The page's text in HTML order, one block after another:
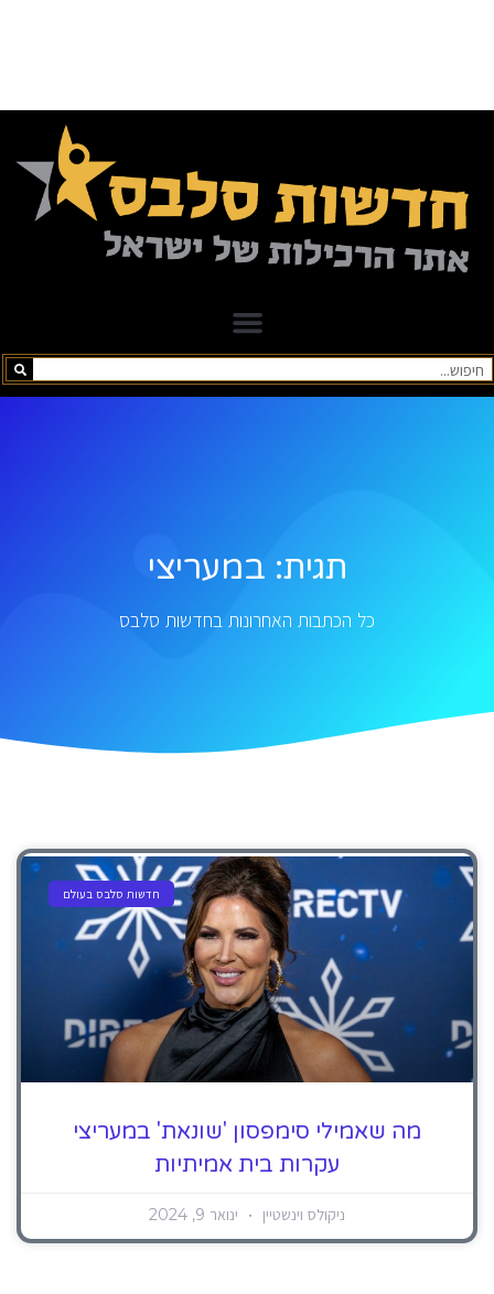
תגית: במעריצי
כל הכתבות האחרונות בחדשות סלבס
חדשות סלבס בעולם
מה שאמילי סימפסון 'שונאת' במעריצי
עקרות בית אמיתיות
ניקולס וינשטיין ינואר 9, 2024